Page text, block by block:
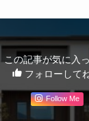
この記事が気に入
フォローして
Follow Me